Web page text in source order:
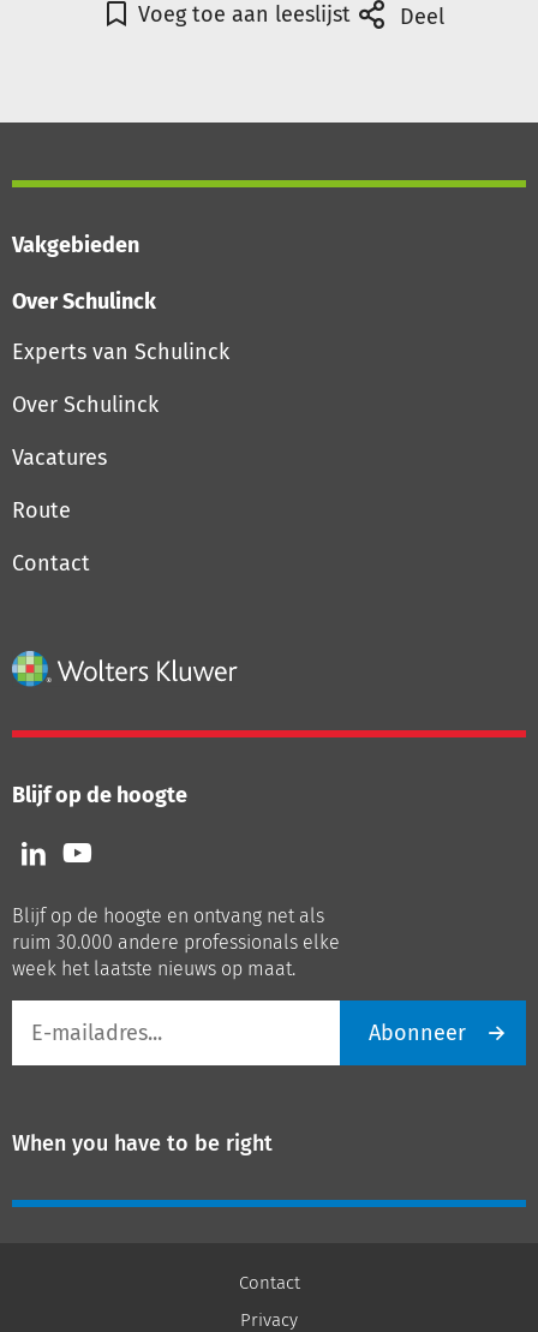
Voeg toe aan leeslijst Deel
Vakgebieden
Over Schulinck
Experts van Schulinck
Over Schulinck
Vacatures
Route
Contact
Blijf op de hoogte
Volg
ons
LinkedIn
Volg
ons
Youtube
Blijf op de hoogte en ontvang net als
ruim 30.000 andere professionals elke
week het laatste nieuws op maat.
mailadres
Abonneer
When you have to be right
Contact
Privacy